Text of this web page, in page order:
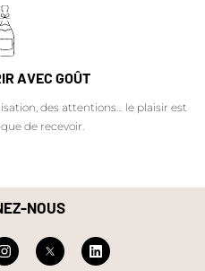
AVEC GOÛT
des attentions… le plaisir est
de recevoir.
NOUS